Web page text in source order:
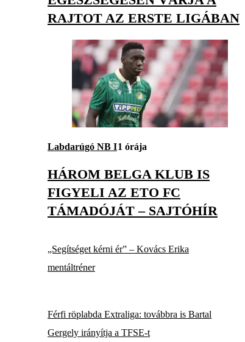
RAJTOT AZ ERSTE LIGÁBAN
Labdarúgó NB I1 órája
HÁROM BELGA KLUB IS
FIGYELI AZ ETO FC
TÁMADÓJÁT – SAJTÓHÍR
„Segítséget kérni ér” – Kovács Erika
mentáltréner
Férfi röplabda Extraliga: továbbra is Bartal
Gergely irányítja a TFSE-t